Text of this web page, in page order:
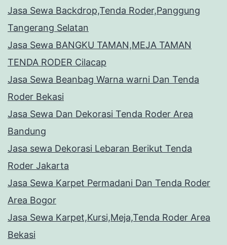
Jasa Sewa Backdrop,Tenda Roder,Panggung
Tangerang Selatan
Jasa Sewa BANGKU TAMAN,MEJA TAMAN
TENDA RODER Cilacap
Jasa Sewa Beanbag Warna warni Dan Tenda
Roder Bekasi
Jasa Sewa Dan Dekorasi Tenda Roder Area
Bandung
Jasa sewa Dekorasi Lebaran Berikut Tenda
Roder Jakarta
Jasa Sewa Karpet Permadani Dan Tenda Roder
Area Bogor
Jasa Sewa Karpet,Kursi,Meja,Tenda Roder Area
Bekasi